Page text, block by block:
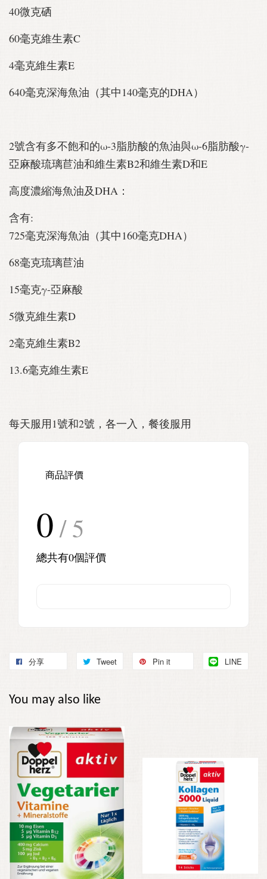
40微克硒
60毫克維生素C
4毫克維生素E
640毫克深海魚油（其中140毫克的DHA）
2號含有多不飽和的ω-3脂肪酸的魚油與ω-6脂肪酸γ-
亞麻酸琉璃苣油和維生素B2和維生素D和E
高度濃縮海魚油及DHA：
含有:
725毫克深海魚油（其中160毫克DHA）
68毫克琉璃苣油
15毫克γ-亞麻酸
5微克維生素D
2毫克維生素B2
13.6毫克維生素E
每天服用1號和2號，各一入，餐後服用
商品評價
0 / 5
總共有0個評價
分享 Tweet Pin it LINE
You may also like